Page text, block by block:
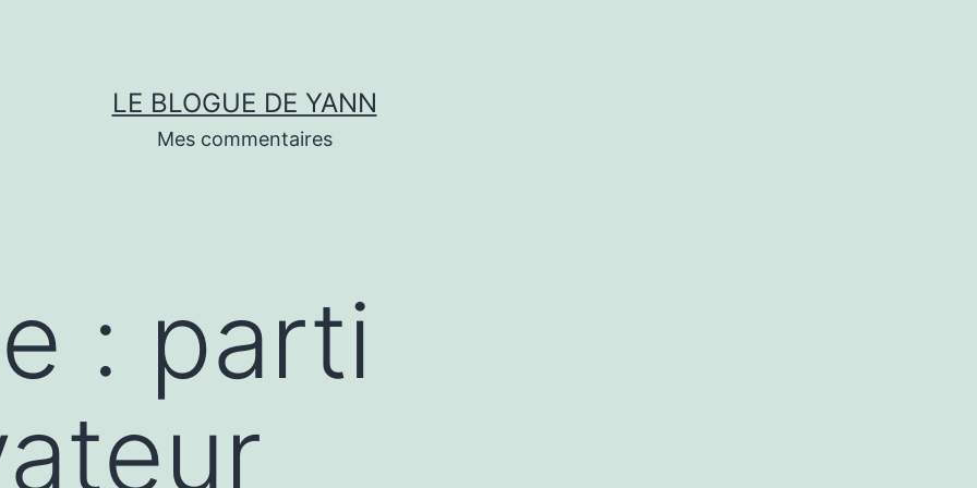
LE BLOGUE DE YANN
Mes commentaires
: parti